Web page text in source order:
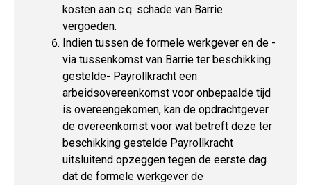
kosten aan c.q. schade van Barrie
vergoeden.
Indien tussen de formele werkgever en de -
via tussenkomst van Barrie ter beschikking
gestelde- Payrollkracht een
arbeidsovereenkomst voor onbepaalde tijd
is overeengekomen, kan de opdrachtgever
de overeenkomst voor wat betreft deze ter
beschikking gestelde Payrollkracht
uitsluitend opzeggen tegen de eerste dag
dat de formele werkgever de